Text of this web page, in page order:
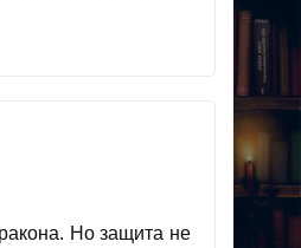
Но защита не